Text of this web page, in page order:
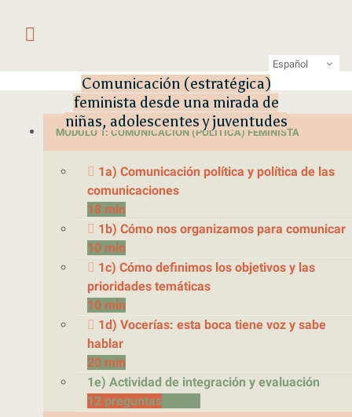
LATFEM Lab
Comunicación (estratégica)
feminista desde una mirada de
niñas, adolescentes y juventudes
MÓDULO 1: COMUNICACIÓN (POLÍTICA) FEMINISTA
1a) Comunicación política y política de las
comunicaciones
18 min
1b) Cómo nos organizamos para comunicar
10 min
1c) Cómo definimos los objetivos y las
prioridades temáticas
10 min
1d) Vocerías: esta boca tiene voz y sabe
hablar
20 min
1e) Actividad de integración y evaluación
12 preguntas
Español